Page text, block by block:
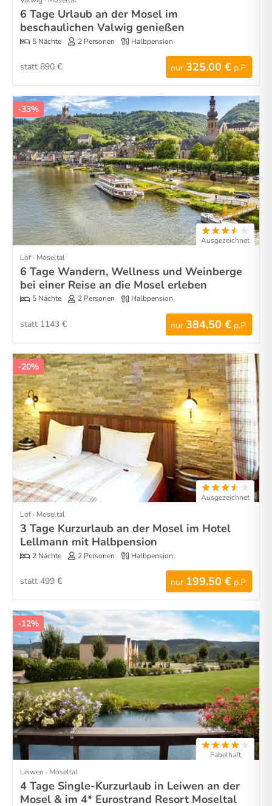
6 Tage Urlaub an der Mosel im
beschaulichen Valwig genießen
5 Nächte 2 Personen Halbpension
nur 325,00 € p.P.
statt 890 €
-33%
Ausgezeichnet
Löf · Moseltal
6 Tage Wandern, Wellness und Weinberge
bei einer Reise an die Mosel erleben
5 Nächte 2 Personen Halbpension
nur 384,50 € p.P.
statt 1143 €
-20%
Ausgezeichnet
Löf · Moseltal
3 Tage Kurzurlaub an der Mosel im Hotel
Lellmann mit Halbpension
2 Nächte 2 Personen Halbpension
nur 199,50 € p.P.
statt 499 €
-12%
Fabelhaft
Leiwen · Moseltal
4 Tage Single-Kurzurlaub in Leiwen an der
Mosel & im 4* Eurostrand Resort Moseltal